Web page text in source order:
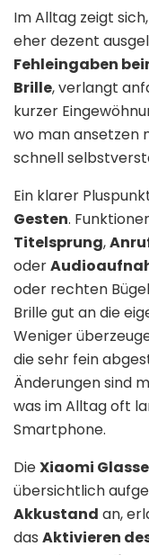
Im Alltag zeigt
eher dezent
Fehleingaben
Brille, verlangt
kurzer
wo man ansetzen
schnell
Ein klarer
Gesten.
Titelsprung,
oder
oder rechten
Brille gut an die
Weniger
die sehr fein
Änderungen sind
was im Alltag oft
Smartphone.
DieXiaomi
übersichtlich
Akkustand an,
das Aktivieren